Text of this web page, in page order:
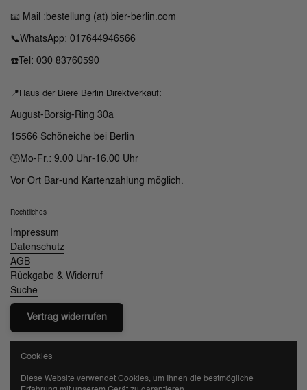
📧 Mail :bestellung (at) bier-berlin.com
📞WhatsApp: 017644946566
☎️Tel: 030 83760590
📍Haus der Biere Berlin Direktverkauf:
August-Borsig-Ring 30a
15566 Schöneiche bei Berlin
🕒Mo-Fr.: 9.00 Uhr-16.00 Uhr
Vor Ort Bar-und Kartenzahlung möglich.
Rechtliches
Impressum
Datenschutz
AGB
Rückgabe & Widerruf
Suche
Vertrag widerrufen
Cookies
Diese Website verwendet Cookies, um Ihnen die bestmögliche